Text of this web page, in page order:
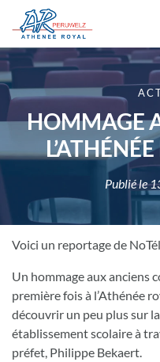
Skip to main content
Athénée Royal de
HOMMAGE
Publié le
Voici un reportage de
Un hommage aux anciens
première fois à l’Athénée
découvrir un peu plus sur
établissement scolaire à
préfet, Philippe Bekaert.